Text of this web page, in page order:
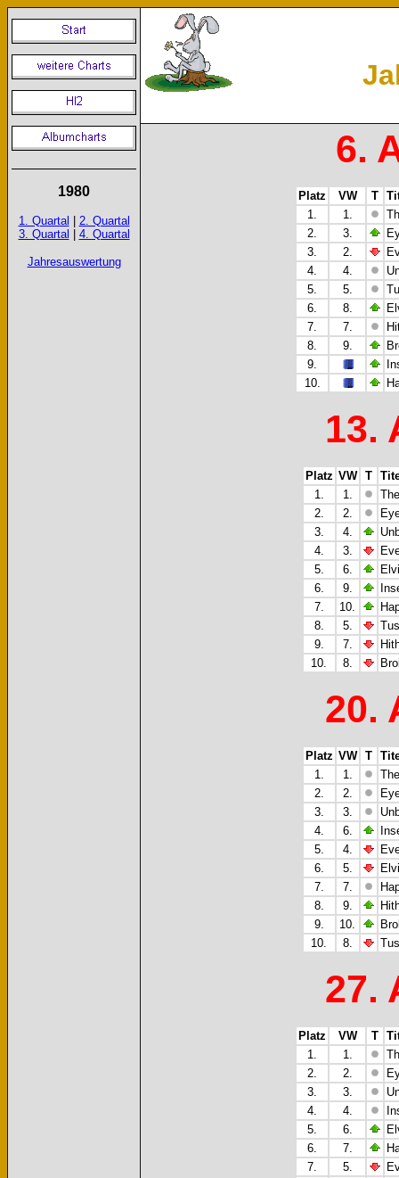
1980
1. Quartal
2. Quartal
3. Quartal
4. Quartal
Jahresauswertung
6.
Platz VW T
1.
1.
2.
3.
3.
2.
4.
4.
5.
5.
6.
8.
7.
7.
8.
9.
9.
10.
13.
Platz VW T
1.
1.
2.
2.
3.
4.
4.
3.
5.
6.
6.
9.
7.
10.
8.
5.
9.
7.
10.
8.
20.
Platz VW T
1.
1.
2.
2.
3.
3.
4.
6.
5.
4.
6.
5.
7.
7.
8.
9.
9.
10.
10.
8.
27.
Platz VW T
1.
1.
2.
2.
3.
3.
4.
4.
5.
6.
6.
7.
7.
5.